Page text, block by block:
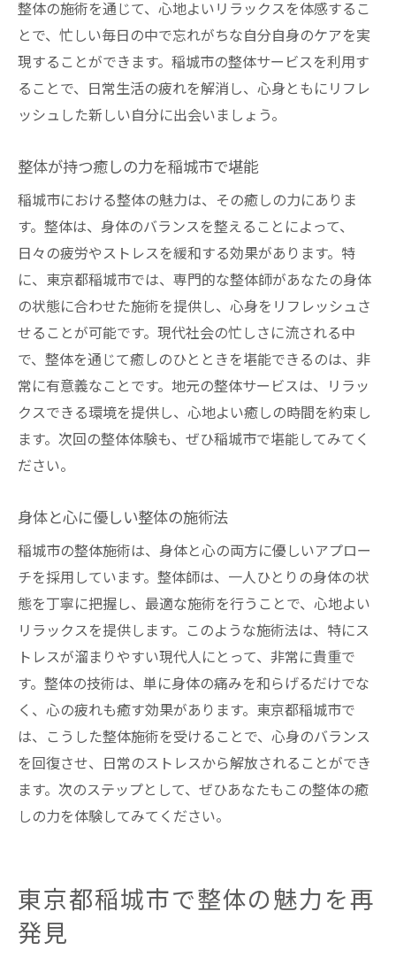
整体の施術を通じて、心地よいリラックスを体感するこ
とで、忙しい毎日の中で忘れがちな自分自身のケアを実
現することができます。稲城市の整体サービスを利用す
ることで、日常生活の疲れを解消し、心身ともにリフレ
ッシュした新しい自分に出会いましょう。
整体が持つ癒しの力を稲城市で堪能
稲城市における整体の魅力は、その癒しの力にありま
す。整体は、身体のバランスを整えることによって、
日々の疲労やストレスを緩和する効果があります。特
に、東京都稲城市では、専門的な整体師があなたの身体
の状態に合わせた施術を提供し、心身をリフレッシュさ
せることが可能です。現代社会の忙しさに流される中
で、整体を通じて癒しのひとときを堪能できるのは、非
常に有意義なことです。地元の整体サービスは、リラッ
クスできる環境を提供し、心地よい癒しの時間を約束し
ます。次回の整体体験も、ぜひ稲城市で堪能してみてく
ださい。
身体と心に優しい整体の施術法
稲城市の整体施術は、身体と心の両方に優しいアプロー
チを採用しています。整体師は、一人ひとりの身体の状
態を丁寧に把握し、最適な施術を行うことで、心地よい
リラックスを提供します。このような施術法は、特にス
トレスが溜まりやすい現代人にとって、非常に貴重で
す。整体の技術は、単に身体の痛みを和らげるだけでな
く、心の疲れも癒す効果があります。東京都稲城市で
は、こうした整体施術を受けることで、心身のバランス
を回復させ、日常のストレスから解放されることができ
ます。次のステップとして、ぜひあなたもこの整体の癒
しの力を体験してみてください。
東京都稲城市で整体の魅力を再
発見